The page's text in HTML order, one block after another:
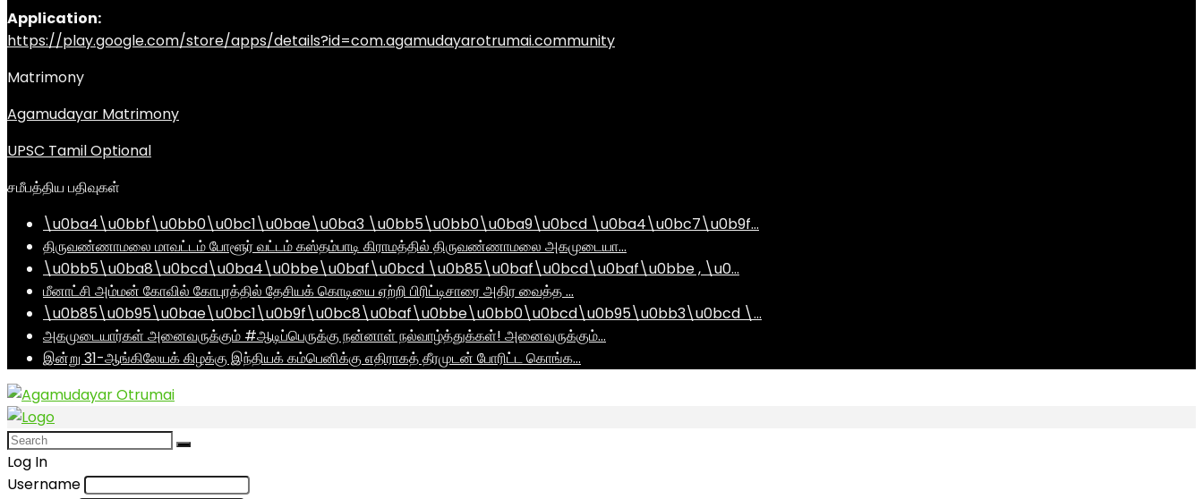
Application:
https://play.google.com/store/apps/details?id=com.agamudayarotrumai.community
Matrimony
Agamudayar Matrimony
UPSC Tamil Optional
சமீபத்திய பதிவுகள்
\u0ba4\u0bbf\u0bb0\u0bc1\u0bae\u0ba3 \u0bb5\u0bb0\u0ba9\u0bcd \u0ba4\u0bc7\u0b9f…
திருவண்ணாமலை மாவட்டம் போளூர் வட்டம் கஸ்தம்பாடி கிராமத்தில் திருவண்ணாமலை அகமுடையா…
\u0bb5\u0ba8\u0bcd\u0ba4\u0bbe\u0baf\u0bcd \u0b85\u0baf\u0bcd\u0baf\u0bbe , \u0…
மீனாட்சி அம்மன் கோவில் கோபுரத்தில் தேசியக் கொடியை ஏற்றி பிரிட்டிசாரை அதிர வைத்த …
\u0b85\u0b95\u0bae\u0bc1\u0b9f\u0bc8\u0baf\u0bbe\u0bb0\u0bcd\u0b95\u0bb3\u0bcd \…
அகமுடையார்கள் அனைவருக்கும் #ஆடிப்பெருக்கு நன்னாள் நல்வாழ்த்துக்கள்! அனைவருக்கும்…
இன்று 31-ஆங்கிலேயக் கிழக்கு இந்தியக் கம்பெனிக்கு எதிராகத் தீரமுடன் போரிட்ட கொங்க…
Log In
Username